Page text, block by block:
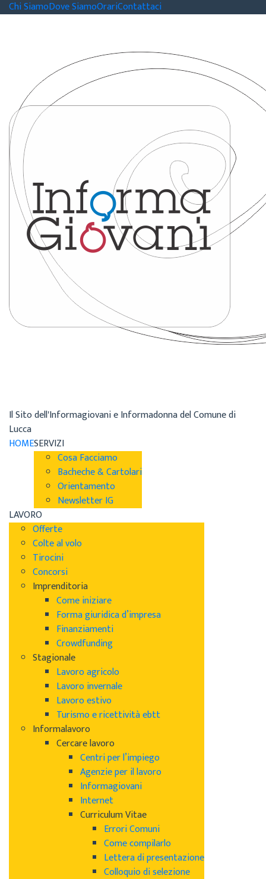
Chi SiamoDove SiamoOrariContattaci
Il Sito dell'Informagiovani e Informadonna del Comune di
Lucca
HOMESERVIZI
Cosa Facciamo
Bacheche & Cartolari
Orientamento
Newsletter IG
LAVORO
Offerte
Colte al volo
Tirocini
Concorsi
Imprenditoria
Come iniziare
Forma giuridica d’impresa
Finanziamenti
Crowdfunding
Stagionale
Lavoro agricolo
Lavoro invernale
Lavoro estivo
Turismo e ricettività ebtt
Informalavoro
Cercare lavoro
Centri per l’impiego
Agenzie per il lavoro
Informagiovani
Internet
Curriculum Vitae
Errori Comuni
Come compilarlo
Lettera di presentazione
Colloquio di selezione